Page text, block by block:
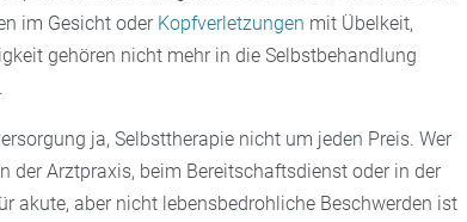
im Gesicht oder Kopfverletzungen mit Übelkeit,
gehören nicht mehr in die Selbstbehandlung
ja, Selbsttherapie nicht um jeden Preis. Wer
der Arztpraxis, beim Bereitschaftsdienst oder in der
akute, aber nicht lebensbedrohliche Beschwerden ist